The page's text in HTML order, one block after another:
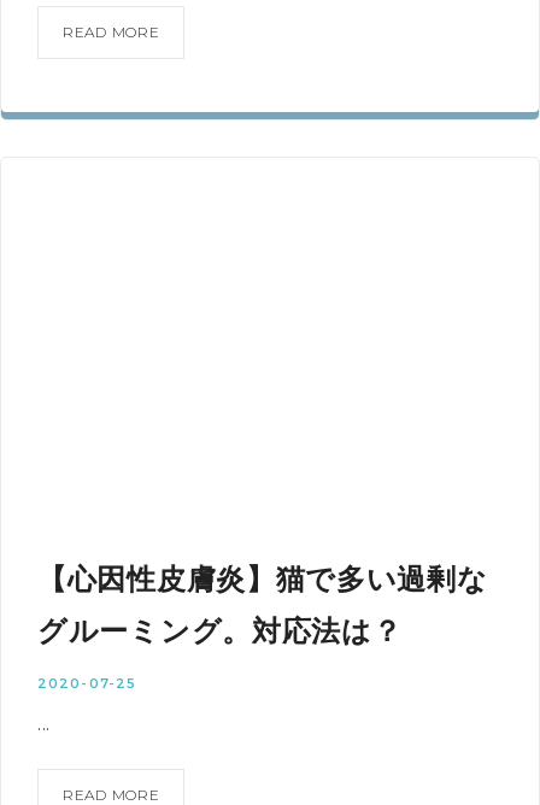
READ MORE
【心因性皮膚炎】猫で多い過剰な
グルーミング。対応法は？
2020-07-25
...
READ MORE